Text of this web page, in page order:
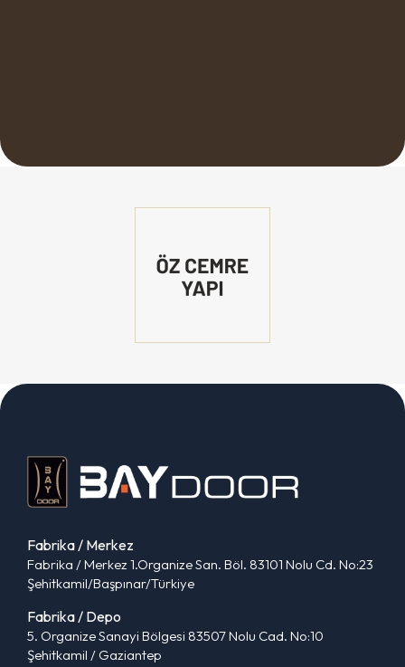
Fabrika / Merkez
Fabrika / Merkez 1.Organize San. Böl. 83101 Nolu Cd. No:23
Şehitkamil/Başpınar/Türkiye
Fabrika / Depo
5. Organize Sanayi Bölgesi 83507 Nolu Cad. No:10
Şehitkamil / Gaziantep